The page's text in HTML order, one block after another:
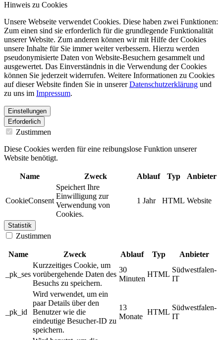
Hinweis zu Cookies
Unsere Webseite verwendet Cookies. Diese haben zwei Funktionen:
Zum einen sind sie erforderlich für die grundlegende Funktionalität
unserer Website. Zum anderen können wir mit Hilfe der Cookies
unsere Inhalte für Sie immer weiter verbessern. Hierzu werden
pseudonymisierte Daten von Website-Besuchern gesammelt und
ausgewertet. Das Einverständnis in die Verwendung der Cookies
können Sie jederzeit widerrufen. Weitere Informationen zu Cookies
auf dieser Website finden Sie in unsererDatenschutzerklärung und
zu uns im Impressum.
Einstellungen
Erforderlich
Zustimmen
Diese Cookies werden für eine reibungslose Funktion unserer
Website benötigt.
Name Zweck Ablauf Typ Anbieter
CookieConsent
Speichert Ihre
Einwilligung zur
Verwendung von
Cookies.
1 Jahr HTML Website
Statistik
Zustimmen
Name Zweck Ablauf Typ Anbieter
_pk_ses
Kurzzeitiges Cookie, um
vorübergehende Daten des
Besuchs zu speichern.
30
Minuten
HTML
Südwestfalen-
IT
_pk_id
Wird verwendet, um ein
paar Details über den
Benutzer wie die
eindeutige Besucher-ID zu
speichern.
13
Monate
HTML
Südwestfalen-
IT